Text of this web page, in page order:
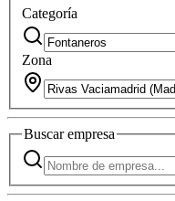
Categoría
Zona
Buscarempresa